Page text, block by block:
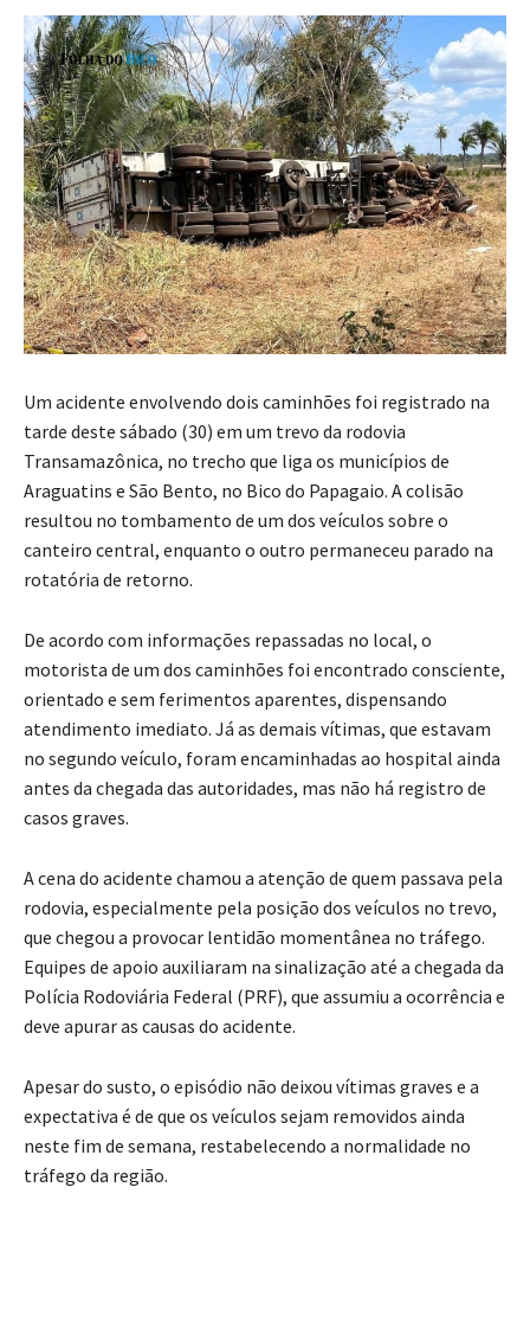
Um acidente envolvendo dois caminhões foi registrado na
tarde deste sábado (30) em um trevo da rodovia
Transamazônica, no trecho que liga os municípios de
Araguatins e São Bento, no Bico do Papagaio. A colisão
resultou no tombamento de um dos veículos sobre o
canteiro central, enquanto o outro permaneceu parado na
rotatória de retorno.
De acordo com informações repassadas no local, o
motorista de um dos caminhões foi encontrado consciente,
orientado e sem ferimentos aparentes, dispensando
atendimento imediato. Já as demais vítimas, que estavam
no segundo veículo, foram encaminhadas ao hospital ainda
antes da chegada das autoridades, mas não há registro de
casos graves.
A cena do acidente chamou a atenção de quem passava pela
rodovia, especialmente pela posição dos veículos no trevo,
que chegou a provocar lentidão momentânea no tráfego.
Equipes de apoio auxiliaram na sinalização até a chegada da
Polícia Rodoviária Federal (PRF), que assumiu a ocorrência e
deve apurar as causas do acidente.
Apesar do susto, o episódio não deixou vítimas graves e a
expectativa é de que os veículos sejam removidos ainda
neste fim de semana, restabelecendo a normalidade no
tráfego da região.